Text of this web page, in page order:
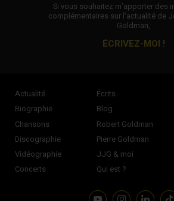
Actualité
Biographie
Chansons
Discographie
Vidéographie
Concerts
Écrits
Blog
Robert Goldman
Pierre Goldman
JJG & moi
Qui est ?
Si vous souhaitez m’apporter des
complémentaires sur l’actualité de
Goldman,
ÉCRIVEZ-MOI !